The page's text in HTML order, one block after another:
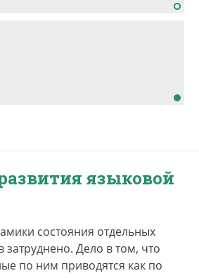
языковой
состояния отдельных
затруднено. Дело в том, что
по ним приводятся как по